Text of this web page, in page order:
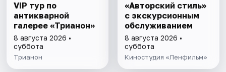
VIP тур по
антикварной
галерее «Трианон»
8 августа 2026 •
суббота
Трианон
«Авторский стиль»
с экскурсионным
обслуживанием
8 августа 2026 •
суббота
Киностудия «Ленфильм»